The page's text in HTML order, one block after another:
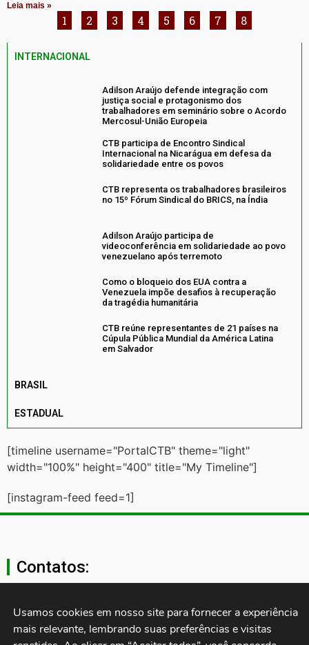
Leia mais »
1 2 3 4 5 6 7 8
INTERNACIONAL
Adilson Araújo defende integração com
justiça social e protagonismo dos
trabalhadores em seminário sobre o Acordo
Mercosul-União Europeia
CTB participa de Encontro Sindical
Internacional na Nicarágua em defesa da
solidariedade entre os povos
CTB representa os trabalhadores brasileiros
no 15º Fórum Sindical do BRICS, na Índia
Adilson Araújo participa de
videoconferência em solidariedade ao povo
venezuelano após terremoto
Como o bloqueio dos EUA contra a
Venezuela impõe desafios à recuperação
da tragédia humanitária
CTB reúne representantes de 21 países na
Cúpula Pública Mundial da América Latina
em Salvador
BRASIL
ESTADUAL
[timeline username="PortalCTB" theme="light"
width="100%" height="400" title="My Timeline"]
[instagram-feed feed=1]
Contatos:
secgeral@ctb.org.br
11 3874-0040
Usamos cookies em nosso site para fornecer a experiência
mais relevante, lembrando suas preferências e visitas